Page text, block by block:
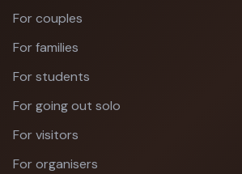
For couples
For families
For students
For going out solo
For visitors
For organisers